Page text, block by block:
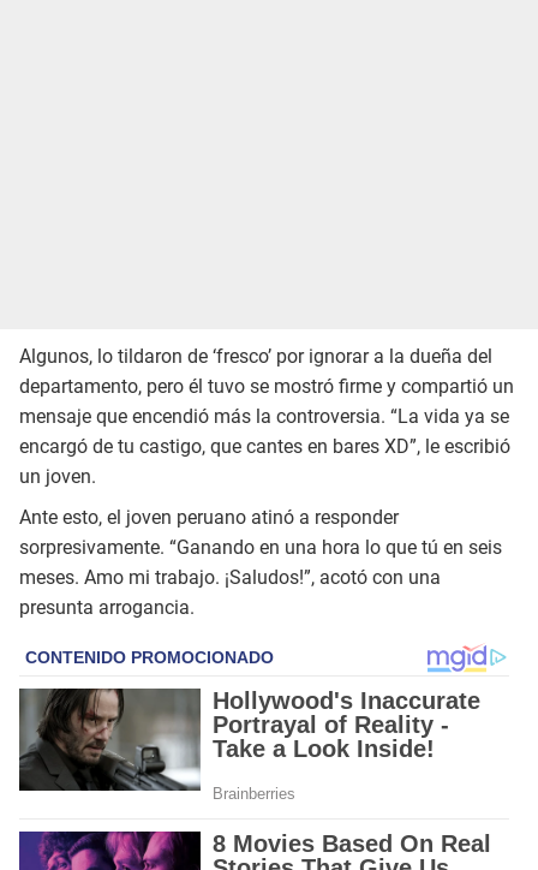
Algunos, lo tildaron de ‘fresco’ por ignorar a la dueña del
departamento, pero él tuvo se mostró firme y compartió un
mensaje que encendió más la controversia. “La vida ya se
encargó de tu castigo, que cantes en bares XD”, le escribió
un joven.
Ante esto, el joven peruano atinó a responder
sorpresivamente. “Ganando en una hora lo que tú en seis
meses. Amo mi trabajo. ¡Saludos!”, acotó con una
presunta arrogancia.